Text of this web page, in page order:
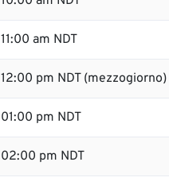
11:00 am NDT
12:00 pm NDT (mezzogiorno)
01:00 pm NDT
02:00 pm NDT